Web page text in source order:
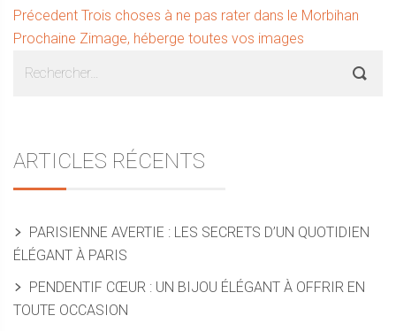
Navigation
de
l’article
Précedent Article
précédent :
Trois choses à ne pas rater dans le Morbihan
Prochaine Article
Zimage, héberge toutes vos images
Sidebar
ARTICLES RÉCENTS
PARISIENNE AVERTIE : LES SECRETS D’UN QUOTIDIEN
ÉLÉGANT À PARIS
PENDENTIF CŒUR : UN BIJOU ÉLÉGANT À OFFRIR EN
TOUTE OCCASION